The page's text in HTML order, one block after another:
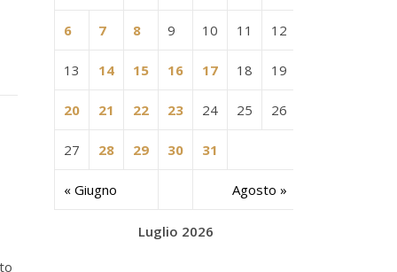
Luglio 2026
« Giugno Agosto »
6 7 8 9 10 11 12
13 14 15 16 17 18 19
20 21 22 23 24 25 26
27 28 29 30 31